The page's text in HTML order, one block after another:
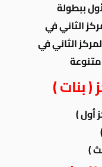
ببطولة
والمركز الثاني في
الثاني في
أول )
)